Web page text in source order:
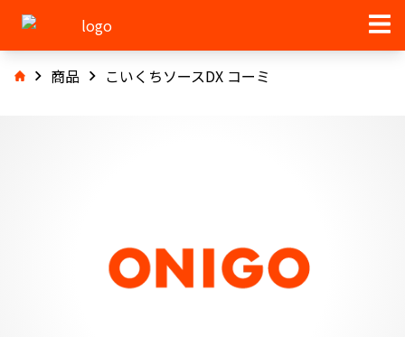
商品 こいくちソースDX コーミ